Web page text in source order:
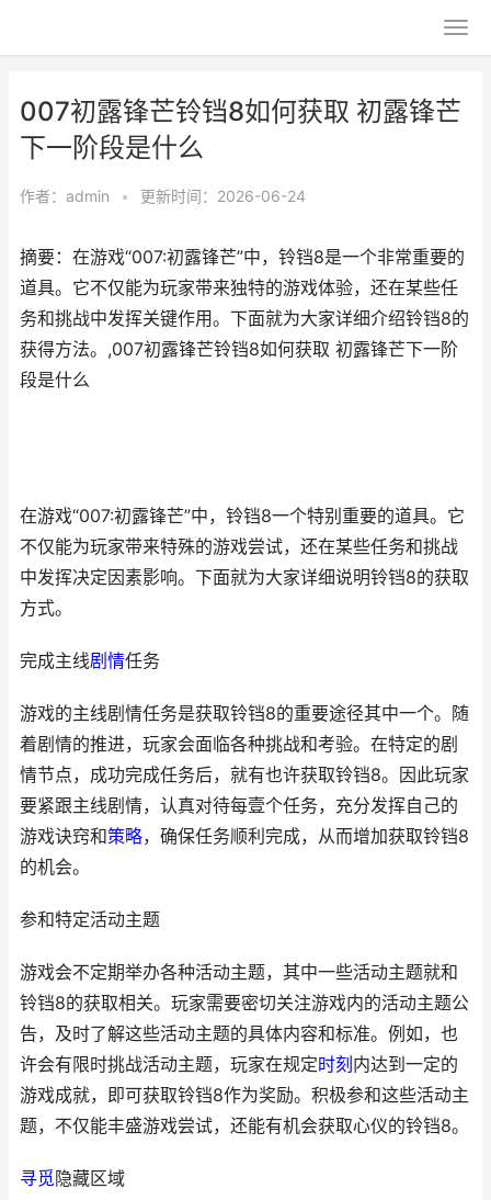
007初露锋芒铃铛8如何获取 初露锋芒
下一阶段是什么
作者： admin • 更新时间：2026-06-24
摘要：在游戏“007:初露锋芒”中，铃铛8是一个非常重要的
道具。它不仅能为玩家带来独特的游戏体验，还在某些任
务和挑战中发挥关键作用。下面就为大家详细介绍铃铛8的
获得方法。,007初露锋芒铃铛8如何获取 初露锋芒下一阶
段是什么
在游戏“007:初露锋芒”中，铃铛8一个特别重要的道具。它
不仅能为玩家带来特殊的游戏尝试，还在某些任务和挑战
中发挥决定因素影响。下面就为大家详细说明铃铛8的获取
方式。
完成主线剧情任务
游戏的主线剧情任务是获取铃铛8的重要途径其中一个。随
着剧情的推进，玩家会面临各种挑战和考验。在特定的剧
情节点，成功完成任务后，就有也许获取铃铛8。因此玩家
要紧跟主线剧情，认真对待每壹个任务，充分发挥自己的
游戏诀窍和策略，确保任务顺利完成，从而增加获取铃铛8
的机会。
参和特定活动主题
游戏会不定期举办各种活动主题，其中一些活动主题就和
铃铛8的获取相关。玩家需要密切关注游戏内的活动主题公
告，及时了解这些活动主题的具体内容和标准。例如，也
许会有限时挑战活动主题，玩家在规定时刻 内达到一定的
游戏成就，即可获取铃铛8作为奖励。积极参和这些活动主
题，不仅能丰盛游戏尝试，还能有机会获取心仪的铃铛8。
寻觅隐藏区域